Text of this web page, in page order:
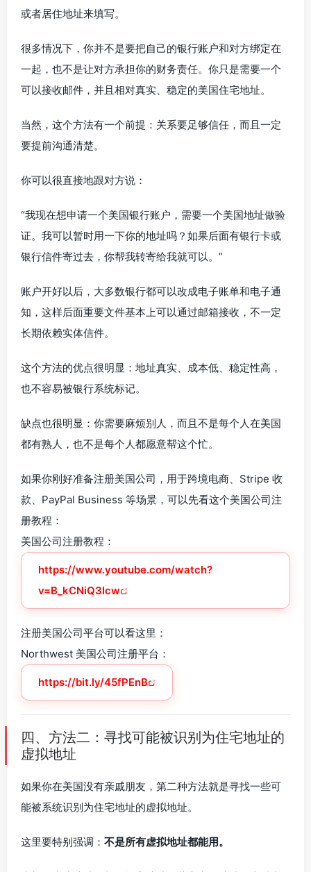
或者居住地址来填写。
很多情况下，你并不是要把自己的银行账户和对方绑定在
一起，也不是让对方承担你的财务责任。你只是需要一个
可以接收邮件，并且相对真实、稳定的美国住宅地址。
当然，这个方法有一个前提：关系要足够信任，而且一定
要提前沟通清楚。
你可以很直接地跟对方说：
“我现在想申请一个美国银行账户，需要一个美国地址做验
证。我可以暂时用一下你的地址吗？如果后面有银行卡或
银行信件寄过去，你帮我转寄给我就可以。”
账户开好以后，大多数银行都可以改成电子账单和电子通
知，这样后面重要文件基本上可以通过邮箱接收，不一定
长期依赖实体信件。
这个方法的优点很明显：地址真实、成本低、稳定性高，
也不容易被银行系统标记。
缺点也很明显：你需要麻烦别人，而且不是每个人在美国
都有熟人，也不是每个人都愿意帮这个忙。
如果你刚好准备注册美国公司，用于跨境电商、Stripe 收
款、PayPal Business 等场景，可以先看这个美国公司注
册教程：
美国公司注册教程：
https://www.youtube.com/watch?
v=B_kCNiQ3Icw
注册美国公司平台可以看这里：
Northwest 美国公司注册平台：
https://bit.ly/45fPEnB
四、方法二：寻找可能被识别为住宅地址的
虚拟地址
如果你在美国没有亲戚朋友，第二种方法就是寻找一些可
能被系统识别为住宅地址的虚拟地址。
这里要特别强调： 不是所有虚拟地址都能用。